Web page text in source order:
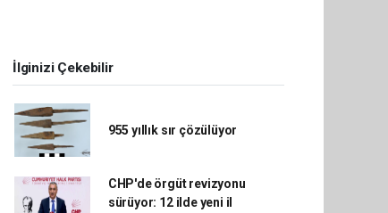
İlginizi Çekebilir
955 yıllık sır çözülüyor
CHP'de örgüt revizyonu
sürüyor: 12 ilde yeni il